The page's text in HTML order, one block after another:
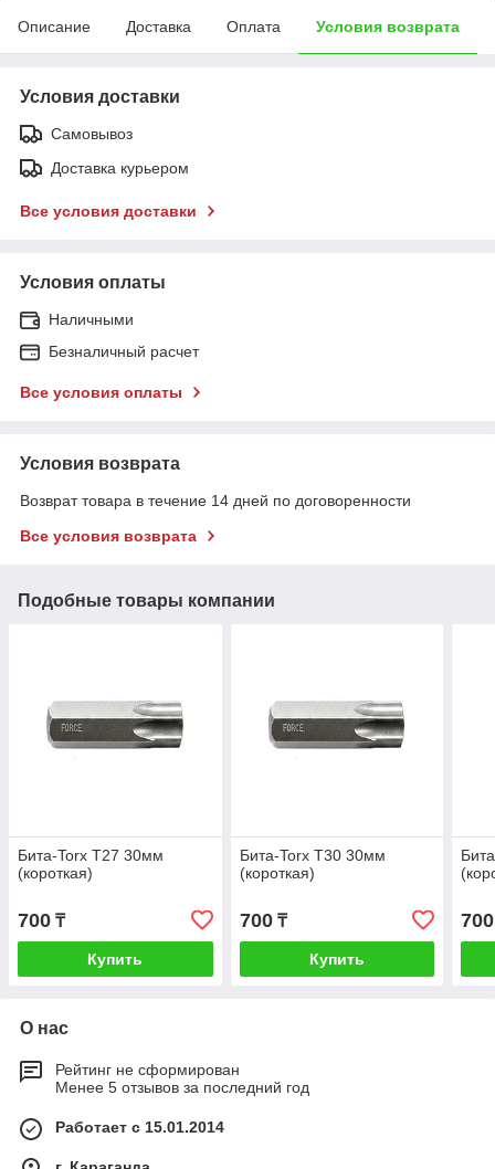
Описание Доставка Оплата Условия возврата
Условия доставки
Самовывоз
Доставка курьером
Все условия доставки
Условия оплаты
Наличными
Безналичный расчет
Все условия оплаты
Условия возврата
Возврат товара в течение 14 дней по договоренности
Все условия возврата
Подобные товары компании
Бита-Torx T27 30мм
(короткая)
700 ₸
Купить
Бита-Torx T30 30мм
(короткая)
700₸
Купить
700
О нас
Рейтинг не сформирован
Менее 5 отзывов за последний год
Работает с 15.01.2014